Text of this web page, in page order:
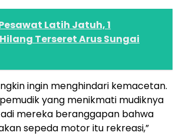
Latih Jatuh, 1
Terseret Arus Sungai
ingin menghindari kemacetan.
yang menikmati mudiknya
mereka beranggapan bahwa
sepeda motor itu rekreasi,”